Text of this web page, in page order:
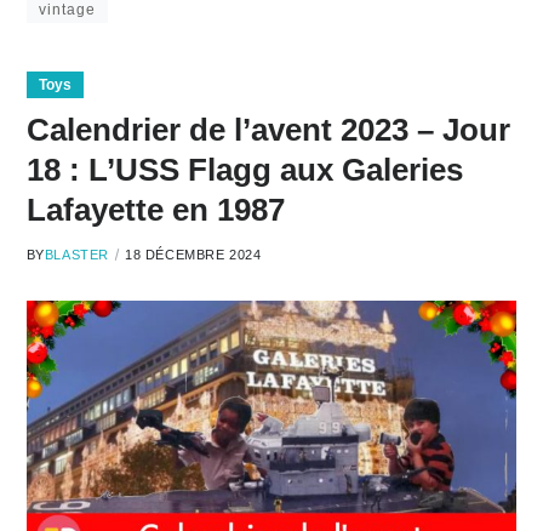
vintage
Toys
Calendrier de l’avent 2023 – Jour
18 : L’USS Flagg aux Galeries
Lafayette en 1987
BYBLASTER 18 DÉCEMBRE 2024